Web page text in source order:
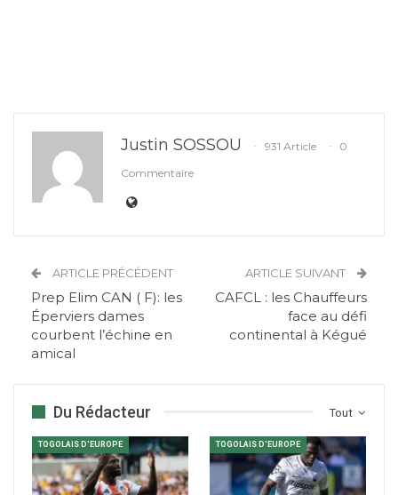
Justin SOSSOU 931 Article
0
Commentaire
ARTICLE PRÉCÉDENT
Prep Elim CAN ( F): les
Éperviers dames
courbent l’échine en
amical
ARTICLE SUIVANT
CAFCL : les Chauffeurs
face au défi
continental à Kégué
Tout
Du Rédacteur
TOGOLAIS D'EUROPE TOGOLAIS D'EUROPE